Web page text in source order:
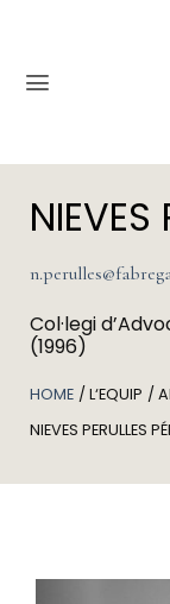
content
NIEVES
Col·legi
(1996)
HOME L‘EQUIP
NIEVES PERULLES